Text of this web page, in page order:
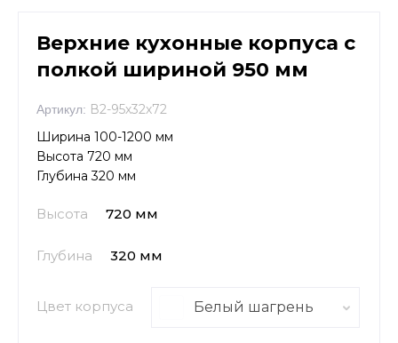
Верхние кухонные корпуса с
полкой шириной 950 мм
Артикул: В2-95х32х72
Ширина 100-1200 мм
Высота 720 мм
Глубина 320 мм
Высота 720 мм
Глубина 320 мм
Цвет корпуса Белый шагрень